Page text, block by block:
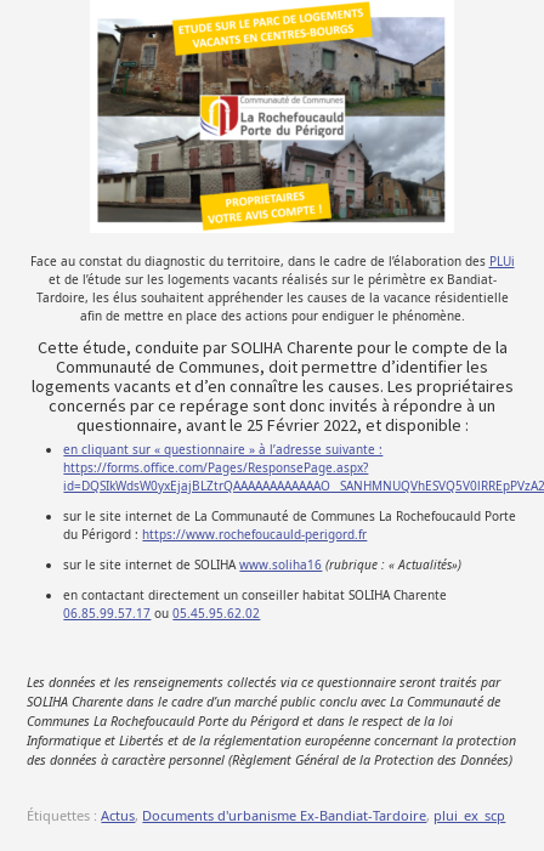
Face au constat du diagnostic du territoire, dans le cadre de l’élaboration des PLUi
et de l’étude sur les logements vacants réalisés sur le périmètre ex Bandiat-
Tardoire, les élus souhaitent appréhender les causes de la vacance résidentielle
afin de mettre en place des actions pour endiguer le phénomène.
Cette étude, conduite par SOLIHA Charente pour le compte de la
Communauté de Communes, doit permettre d’identifier les
logements vacants et d’en connaître les causes. Les propriétaires
concernés par ce repérage sont donc invités à répondre à un
questionnaire, avant le 25 Février 2022, et disponible :
en cliquant sur « questionnaire » à l’adresse suivante :
https://forms.office.com/Pages/ResponsePage.aspx?
sur le site internet de La Communauté de Communes La Rochefoucauld Porte
du Périgord :https://www.rochefoucauld-perigord.fr
sur le site internet de SOLIHAwww.soliha16 (rubrique : « Actualités»)
en contactant directement un conseiller habitat SOLIHA Charente
06.85.99.57.17 ou05.45.95.62.02
Les données et les renseignements collectés via ce questionnaire seront traités par
SOLIHA Charente dans le cadre d’un marché public conclu avec La Communauté de
Communes La Rochefoucauld Porte du Périgord et dans le respect de la loi
Informatique et Libertés et de la réglementation européenne concernant la protection
des données à caractère personnel (Règlement Général de la Protection des Données)
Étiquettes :Actus, Documents d'urbanisme Ex-Bandiat-Tardoire, plui_ex_scp